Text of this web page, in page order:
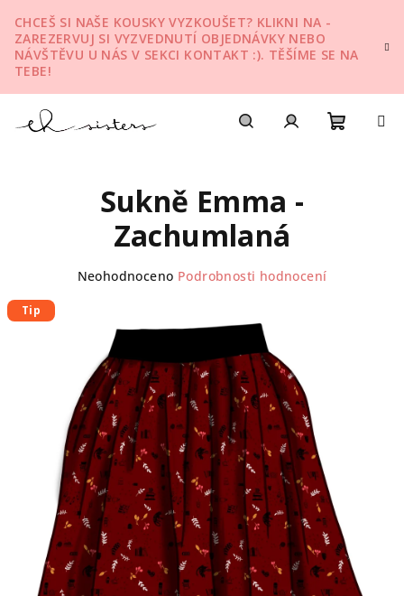
obsah
CHCEŠ SI NAŠE KOUSKY VYZKOUŠET? KLIKNI NA -
ZAREZERVUJ SI VYZVEDNUTÍ OBJEDNÁVKY NEBO
NÁVŠTĚVU U NÁS V SEKCI KONTAKT :). TĚŠÍME SE NA
TEBE!
Sukně Emma -
Zachumlaná
produktu
hvězdiček.
Neohodnoceno Podrobnosti hodnocení
Tip